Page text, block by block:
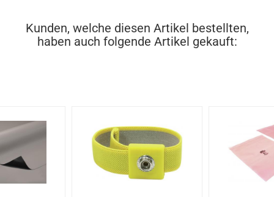
Kunden, welche diesen Artikel bestellten,
haben auch folgende Artikel gekauft: